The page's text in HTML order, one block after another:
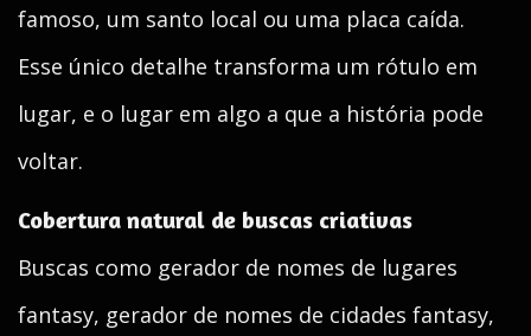
famoso, um santo local ou uma placa caída.
Esse único detalhe transforma um rótulo em
lugar, e o lugar em algo a que a história pode
voltar.
Cobertura natural de buscas criativas
Buscas como gerador de nomes de lugares
fantasy, gerador de nomes de cidades fantasy,